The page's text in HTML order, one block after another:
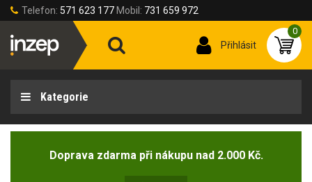
Telefon: 571 623 177 Mobil: 731 659 972
Přihlásit
0
Kategorie
Doprava zdarma při nákupu nad 2.000 Kč.